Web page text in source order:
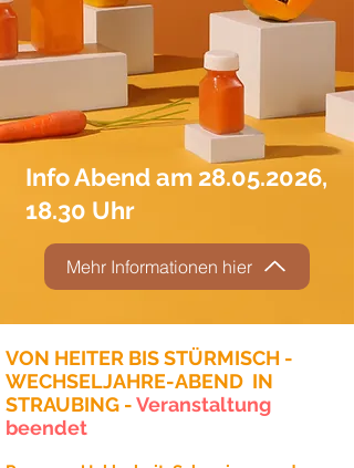
Info Abend am 28.05.2026,
18.30 Uhr
Mehr Informationen hier
VON HEITER BIS STÜRMISCH -
WECHSELJAHRE-ABEND IN
STRAUBING -Veranstaltung
beendet